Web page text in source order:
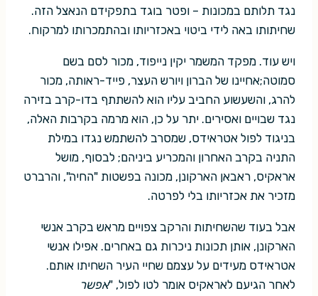
נגד תלותם במכונות – ופטר בוגד בתפקידם הנאצל הזה.
שחיתותו באה לידי ביטוי באכזריותו ובהתמכרותו למרקוח.
ויש עוד. מפקד המשמר יקין נייפוד, מכור לסם בשם
סמוטה;אחיינו של הברון ויורש העצר, פייד-ראותה, מכור
להרג, והשעשוע החביב עליו הוא להשתתף בדו-קרב בזירה
נגד שבויים ואסירים. יתר על כן, הוא מרמה בקרבות האלה,
בניגוד לפול אטראידס, שמסרב להשתמש נגדו במילת
התניה בקרב האחרון והמכריע ביניהם; לבסוף, מושל
אראקיס, ראבאן הארקונן, מכונה בפשטות "החיה", והרברט
מזכיר את אכזריותו בלי לפרטה.
אבל בעוד שהשחיתות והרקב צפויים מראש בקרב אנשי
הארקונן, אותן תכונות ניכרות גם באחרים. אפילו אנשי
אטראידס מעידים על עצמם שחיי העיר השחיתו אותם.
לאחר הגיעם לאראקיס אומר לטו לפול, "אפשר